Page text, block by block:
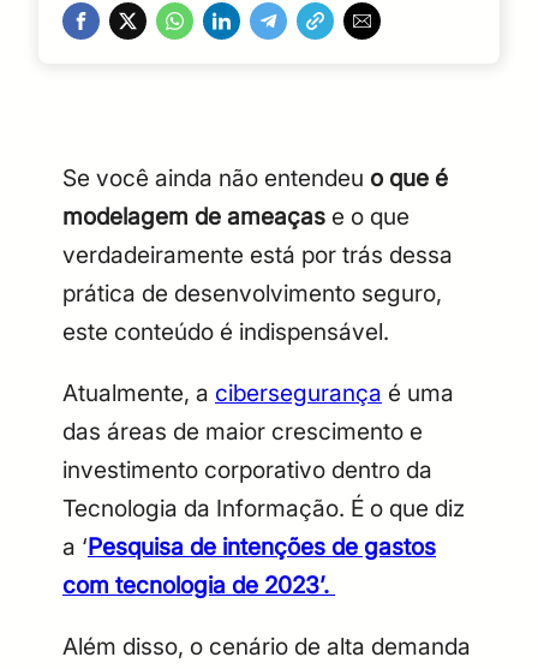
Se você ainda não entendeu o que é
modelagem de ameaças e o que
verdadeiramente está por trás dessa
prática de desenvolvimento seguro,
este conteúdo é indispensável.
Atualmente, a cibersegurança é uma
das áreas de maior crescimento e
investimento corporativo dentro da
Tecnologia da Informação. É o que diz
a ‘Pesquisa de intenções de gastos
com tecnologia de 2023’.
Além disso, o cenário de alta demanda